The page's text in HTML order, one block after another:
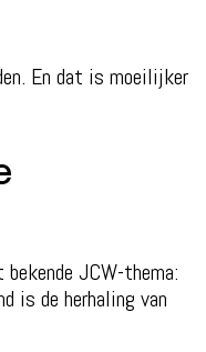
En dat is moeilijker
JCW-thema:
is de herhaling van